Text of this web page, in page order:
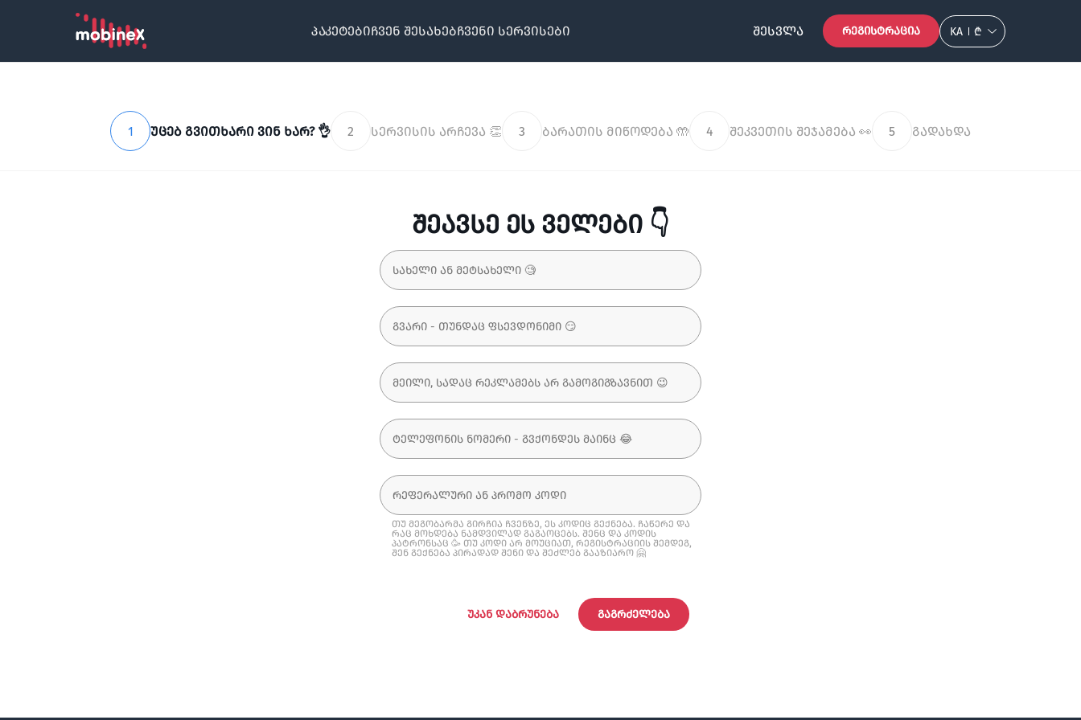
პაკეტებიჩვენ შესახებჩვენი სერვისები ᲨᲔᲡᲕᲚᲐ ᲠᲔᲒᲘᲡᲢᲠᲐᲪᲘᲐ KA ₾
1 უცებ გვითხარი ვინ ხარ? 👌 2 სერვისის არჩევა 👏 3 ბარათის მიწოდება 🤲 4 შეკვეთის შეჯამება 👀 5 გადახდა
შეავსე ეს ველები 👇
თუ მეგობარმა გირჩია ჩვენზე, ეს კოდიც გექნება. ჩაწერე და
რაც მოხდება ნამდვილად გაგაოცებს. შენც და კოდის
პატრონსაც 🥳 თუ კოდი არ მოუციათ, რეგისტრაციის შემდეგ,
შენ გექნება პირადად შენი და შეძლებ გააზიარო 🤗
ᲣᲙᲐᲜ ᲓᲐᲑᲠᲣᲜᲔᲑᲐ ᲒᲐᲒᲠᲫᲔᲚᲔᲑᲐ